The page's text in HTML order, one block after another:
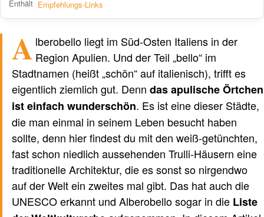
nicht von KI
Enthält Empfehlungs-Links
A lberobello liegt im Süd-Osten Italiens in der
Region Apulien. Und der Teil „bello“ im
Stadtnamen (heißt „schön“ auf italienisch), trifft es
eigentlich ziemlich gut. Denn das apulische Örtchen
ist einfach wunderschön. Es ist eine dieser Städte,
die man einmal in seinem Leben besucht haben
sollte, denn hier findest du mit den weiß-getünchten,
fast schon niedlich aussehenden Trulli-Häusern eine
traditionelle Architektur, die es sonst so nirgendwo
auf der Welt ein zweites mal gibt. Das hat auch die
UNESCO erkannt und Alberobello sogar in die Liste